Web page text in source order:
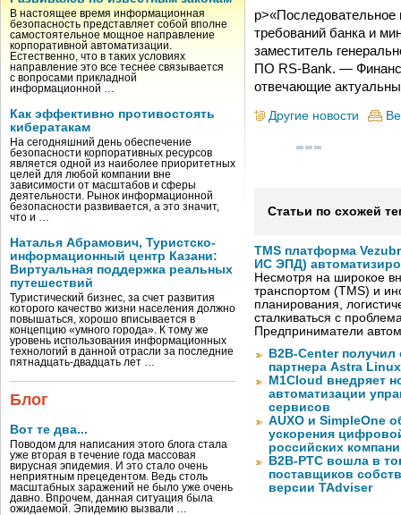
В настоящее время информационная
безопасность представляет собой вполне
самостоятельное мощное направление
корпоративной автоматизации.
Естественно, что в таких условиях
направление это все теснее связывается
с вопросами прикладной
информационной …
Как эффективно противостоять
кибератакам
На сегодняшний день обеспечение
безопасности корпоративных ресурсов
является одной из наиболее приоритетных
целей для любой компании вне
зависимости от масштабов и сферы
деятельности. Рынок информационной
безопасности развивается, а это значит,
что и …
Наталья Абрамович, Туристско-
информационный центр Казани:
Виртуальная поддержка реальных
путешествий
Туристический бизнес, за счет развития
которого качество жизни населения должно
повышаться, хорошо вписывается в
концепцию «умного города». К тому же
уровень использования информационных
технологий в данной отрасли за последние
пятнадцать-двадцать лет …
Блог
Вот те два...
Поводом для написания этого блога стала
уже вторая в течение года массовая
вирусная эпидемия. И это стало очень
неприятным прецедентом. Ведь столь
масштабных заражений не было уже очень
давно. Впрочем, данная ситуация была
ожидаемой. Эпидемию вызвали …
p>«Последовательное
требований банка и
заместитель
ПО RS-Bank. —
отвечающие
Другие новости
Статьи по схожей
TMS платформа
ИС ЭПД)
Несмотря на широкое
транспортом (TMS) и
планирования,
сталкиваться с
Предприниматели
B2B-Center получил
партнера Astra Linux
M1Cloud внедряет
автоматизации
сервисов
AUXO и SimpleOne
ускорения
российских
B2B-РТС вошла в
поставщиков
версии TAdviser